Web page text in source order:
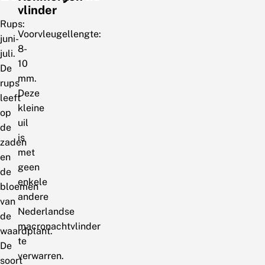
Rups:
juni-
juli.
De
rups
leeft
op
de
zaden
en
de
bloemen
van
de
waardplant.
De
soort
vlinder
Voorvleugellengte:
8-
10
mm.
Deze
kleine
uil
is
met
geen
enkele
andere
Nederlandse
macronachtvlinder
te
verwarren.